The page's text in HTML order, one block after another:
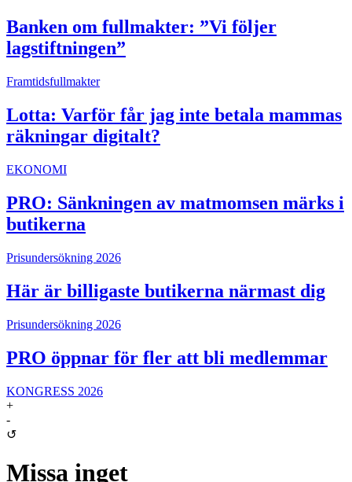
Banken om fullmakter: ”Vi följer
lagstiftningen”
Framtidsfullmakter
Lotta: Varför får jag inte betala mammas
räkningar digitalt?
EKONOMI
PRO: Sänkningen av matmomsen märks i
butikerna
Prisundersökning 2026
Här är billigaste butikerna närmast dig
Prisundersökning 2026
PRO öppnar för fler att bli medlemmar
KONGRESS 2026
+
-
↺
Missa inget